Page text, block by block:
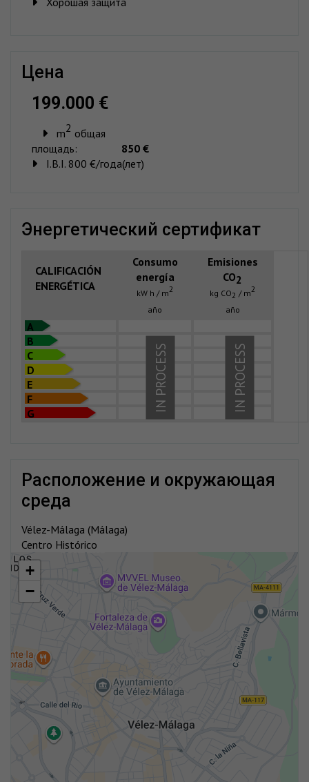
цена
199.000 €
m2 общая
площадь:
850 €
I.B.I. 800 €/года(лет)
энергетический сертификат
CALIFICACIÓN
ENERGÉTICA
Consumo
energía
kW h / m2
año
Emisiones
CO2
kg CO2 / m2
año
A
B
C
D
E
F
G
IN PROCESS
IN PROCESS
расположение и окружающая
среда
Vélez-Málaga (Málaga)
Centro Histórico
+
−